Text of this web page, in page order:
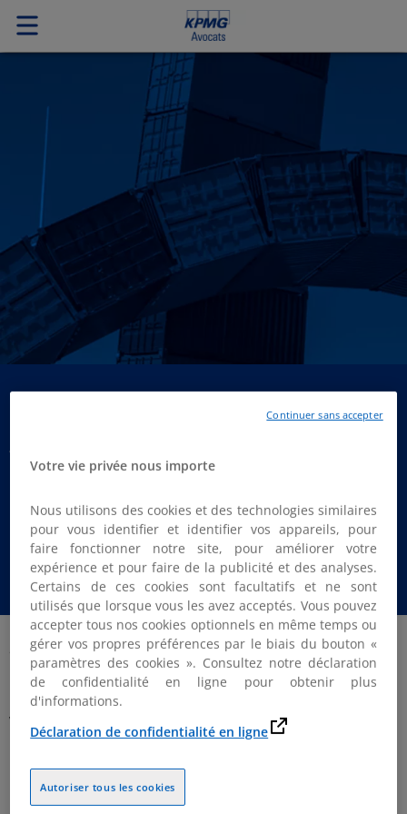
L'avenir de la fiscalité : le
travail à distance dans la
nouvelle réalité
Une réflexion sur les orientations de l'OECD en
matière de fiscalité transfrontalière
Article Posted date
24 juin 2021
La situation actuelle perturbant considérablement les
voyages internationaux et les opérations commerciales,
les entreprises commencent aujourd'hui à envisager un
modèle de « travail depuis n'importe où ».
Votre vie privée nous importe
Nous utilisons des cookies et des technologies similaires
pour vous identifier et identifier vos appareils, pour
faire fonctionner notre site, pour améliorer votre
expérience et pour faire de la publicité et des analyses.
Certains de ces cookies sont facultatifs et ne sont
utilisés que lorsque vous les avez acceptés. Vous pouvez
accepter tous nos cookies optionnels en même temps ou
gérer vos propres préférences par le biais du bouton «
paramètres des cookies ». Consultez notre déclaration
de confidentialité en ligne pour obtenir plus
d'informations.
Déclaration de confidentialité en ligne
Autoriser tous les cookies
Continuer sans accepter